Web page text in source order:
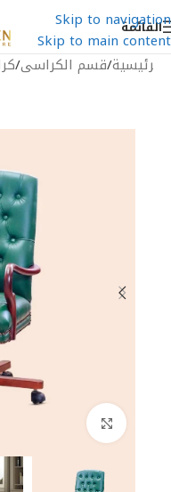
Skip to navigation
Skip to main content
القائمة
الرئيسية/قسم الكراسى/
اضغط للتكبير